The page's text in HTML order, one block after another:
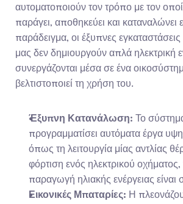
αυτοματοποιούν τον τρόπο με τον
παράγει, αποθηκεύει και καταναλώνει
παράδειγμα, οι έξυπνες
μας δεν δημιουργούν απλά ηλεκτρική
συνεργάζονται μέσα σε ένα
βελτιστοποιεί τη χρήση του.
Έξυπνη Κατανάλωση: Το
προγραμματίσει αυτόματα έργα
όπως τη λειτουργία μίας αντλίας
φόρτιση ενός ηλεκτρικού
παραγωγή ηλιακής ενέργειας είναι
Εικονικές Μπαταρίες: Η